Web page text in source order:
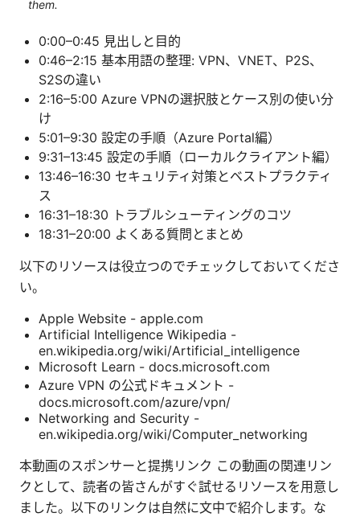
them.
0:00–0:45 見出しと目的
0:46–2:15 基本用語の整理: VPN、VNET、P2S、
S2Sの違い
2:16–5:00 Azure VPNの選択肢とケース別の使い分
け
5:01–9:30 設定の手順（Azure Portal編）
9:31–13:45 設定の手順（ローカルクライアント編）
13:46–16:30 セキュリティ対策とベストプラクティ
ス
16:31–18:30 トラブルシューティングのコツ
18:31–20:00 よくある質問とまとめ
以下のリソースは役立つのでチェックしておいてくださ
い。
Apple Website - apple.com
Artificial Intelligence Wikipedia -
en.wikipedia.org/wiki/Artificial_intelligence
Microsoft Learn - docs.microsoft.com
Azure VPN の公式ドキュメント -
docs.microsoft.com/azure/vpn/
Networking and Security -
en.wikipedia.org/wiki/Computer_networking
本動画のスポンサーと提携リンク この動画の関連リン
クとして、読者の皆さんがすぐ試せるリソースを用意し
ました。以下のリンクは自然に文中で紹介します。な